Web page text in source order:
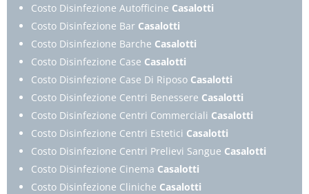
Costo Disinfezione Autofficine Casalotti
Costo Disinfezione Bar Casalotti
Costo Disinfezione Barche Casalotti
Costo Disinfezione Case Casalotti
Costo Disinfezione Case Di Riposo Casalotti
Costo Disinfezione Centri Benessere Casalotti
Costo Disinfezione Centri Commerciali Casalotti
Costo Disinfezione Centri Estetici Casalotti
Costo Disinfezione Centri Prelievi Sangue Casalotti
Costo Disinfezione Cinema Casalotti
Costo Disinfezione Cliniche Casalotti